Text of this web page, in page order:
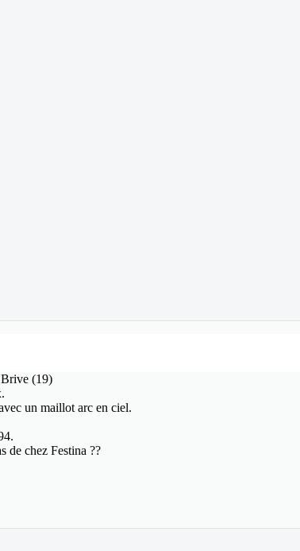
Brive (19)
un maillot arc en ciel.
de chez Festina ??